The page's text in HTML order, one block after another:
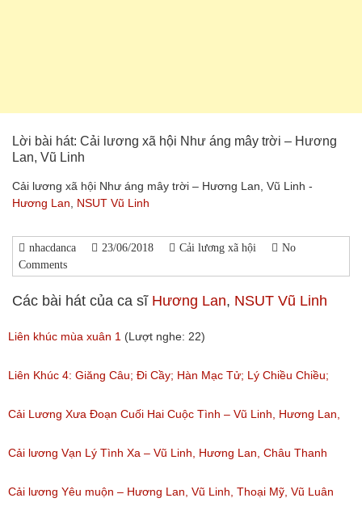
Lời bài hát: Cải lương xã hội Như áng mây trời – Hương
Lan, Vũ Linh
Cải lương xã hội Như áng mây trời – Hương Lan, Vũ Linh -
Hương Lan
NSUT Vũ Linh
nhacdanca 23/06/2018 Cải lương xã hội
No
Comments
Các bài hát của ca sĩ Hương Lan, NSUT Vũ Linh
Liên khúc mùa xuân 1 (Lượt nghe: 22)
Liên Khúc 4: Giăng Câu; Đi Cầy; Hàn Mạc Tử; Lý Chiều Chiều;
Ngẩu Hứng Lý Qua Cầu; Trăng Tàn Trên Phố; Nó
(Lượt nghe: 80)
Cải Lương Xưa Đoạn Cuối Hai Cuộc Tình – Vũ Linh, Hương Lan,
Phương Hồng Thủy
(Lượt nghe: 284)
Cải lương Vạn Lý Tình Xa – Vũ Linh, Hương Lan, Châu Thanh
(Lượt nghe: 122)
Cải lương Yêu muộn – Hương Lan, Vũ Linh, Thoại Mỹ, Vũ Luân